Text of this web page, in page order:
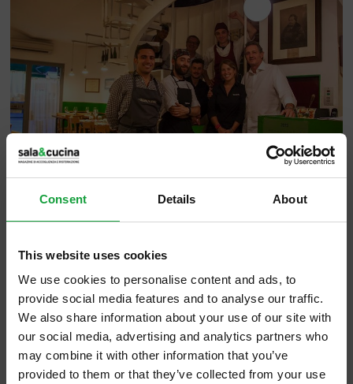
Consent Details About
This website uses cookies
We use cookies to personalise content and ads, to
provide social media features and to analyse our traffic.
We also share information about your use of our site with
our social media, advertising and analytics partners who
may combine it with other information that you’ve
provided to them or that they’ve collected from your use
antica. Nato nel 1912 nel centro di Genova,
portava un altro nome, Raggio, ed era
definito con un termine particolare,
sciamadda
, che in dialetto genovese significa
fiammata.
Qui, infatti, c’era un forno a legna per